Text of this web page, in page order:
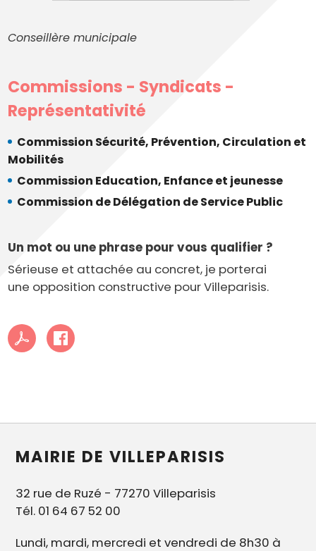
Conseillère municipale
Commissions - Syndicats -
Représentativité
Commission Sécurité, Prévention, Circulation et
Mobilités
Commission Education, Enfance et jeunesse
Commission de Délégation de Service Public
Un mot ou une phrase pour vous qualifier ?
Sérieuse et attachée au concret, je porterai
une opposition constructive pour Villeparisis.
MAIRIE DE VILLEPARISIS
32 rue de Ruzé - 77270 Villeparisis
Tél. 01 64 67 52 00
Lundi, mardi, mercredi et vendredi de 8h30 à